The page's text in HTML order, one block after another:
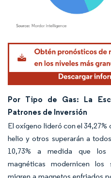
Imagen © Mordor Intelligence. El uso
Por Tipo de Gas: La
Patrones de Inversión
El oxígeno lideró con el 34,27%
helio y otros superarán a
10,73% a medida que los
magnéticas modernicen